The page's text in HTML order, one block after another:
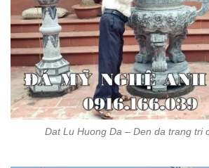
Dat Lu Huong Da – Den da trang tri